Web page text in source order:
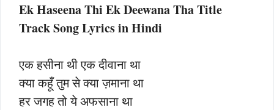
Ek Haseena Thi Ek Deewana Tha Title
Track Song Lyrics in Hindi
एक हसीना थी एक दीवाना था
क्या कहूँ तुम से क्या ज़माना था
हर जगह तो ये अफसाना था